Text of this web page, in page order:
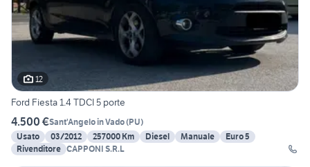
12
Ford Fiesta 1.4 TDCI 5 porte
4.500 €Sant'Angelo in Vado(PU)
Usato
03/2012 257000 Km Diesel Manuale
Euro 5
Rivenditore CAPPONI S.R.L